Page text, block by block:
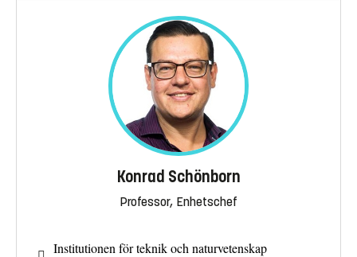
Konrad Schönborn
Professor, Enhetschef
Institutionen för teknik och naturvetenskap